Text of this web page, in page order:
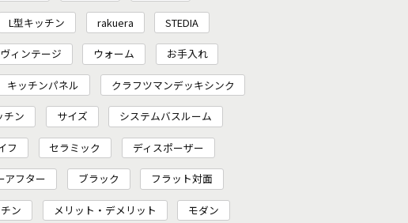
L型キッチン rakuera STEDIA
ヴィンテージ ウォーム お手入れ
キッチンパネル クラフツマンデッキシンク
チン サイズ システムバスルーム
フ セラミック ディスポーザー
アフター ブラック フラット対面
ン メリット・デメリット モダン